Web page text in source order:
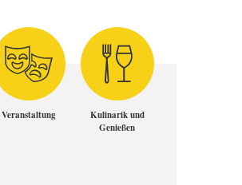
Veranstaltung
Kulinarik und
Genießen